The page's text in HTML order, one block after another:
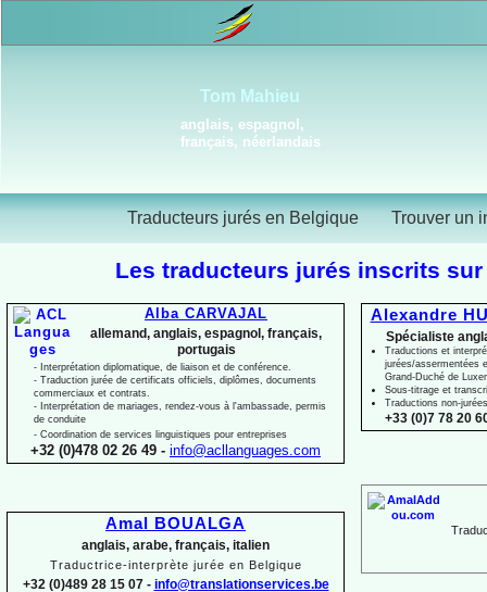
Traducteurs jurés en Belgique Trouver un
Tom Mahieu
anglais, espagnol,
français, néerlandais
Les traducteurs jurés inscrits
Alexandre
Spécialiste
Traductions et
jurées/assermentées
Grand-Duché de
Sous-titrage et
Traductions non-
+33 (0)7 78 20
Alba CARVAJAL
allemand, anglais, espagnol, français,
portugais
- Interprétation diplomatique, de liaison et de conférence.
- Traduction jurée de certificats officiels, diplômes, documents
commerciaux et contrats.
- Interprétation de mariages, rendez-vous à l'ambassade, permis
de conduite
- Coordination de services linguistiques pour entreprises
+32 (0)478 02 26 49 - info@acllanguages.com
Amal BOUALGA
anglais, arabe, français, italien
Traductrice-interprète jurée en Belgique
+32 (0)489 28 15 07 - info@translationservices.be